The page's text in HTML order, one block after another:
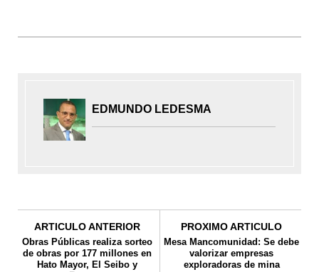
EDMUNDO LEDESMA
ARTICULO ANTERIOR
Obras Públicas realiza sorteo
de obras por 177 millones en
Hato Mayor, El Seibo y
PROXIMO ARTICULO
Mesa Mancomunidad: Se debe
valorizar empresas
exploradoras de mina